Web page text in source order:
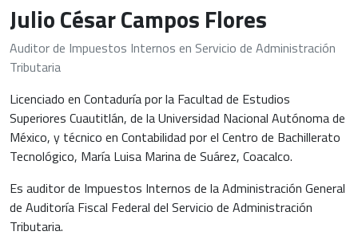
Julio César Campos Flores
Auditor de Impuestos Internos en Servicio de Administración
Tributaria
Licenciado en Contaduría por la Facultad de Estudios
Superiores Cuautitlán, de la Universidad Nacional Autónoma de
México, y técnico en Contabilidad por el Centro de Bachillerato
Tecnológico, María Luisa Marina de Suárez, Coacalco.
Es auditor de Impuestos Internos de la Administración General
de Auditoría Fiscal Federal del Servicio de Administración
Tributaria.